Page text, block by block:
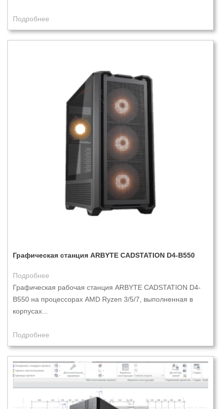
Подробнее
Графическая станция ARBYTE CADSTATION D4-B550
Подробнее
Графическая рабочая станция ARBYTE CADSTATION D4-
B550 на процессорах AMD Ryzen 3/5/7, выполненная в
корпусах...
Подробнее